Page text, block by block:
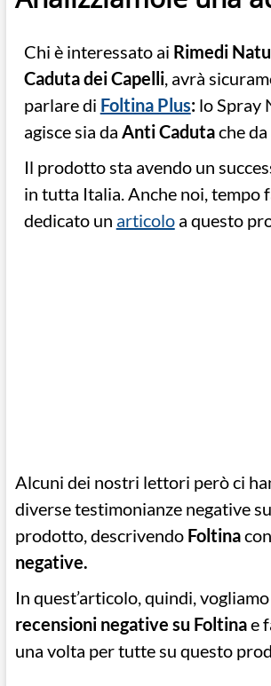
Chi è interessato ai Rimedi
Caduta dei Capelli, avrà
parlare di Foltina Plus:lo Spray
agisce sia da Anti Cadutache da
Il prodotto sta avendo un
in tutta Italia. Anche noi, tempo
dedicato un articoloa questo
Alcuni dei nostri lettori però ci
diverse testimonianze negative
prodotto, descrivendo Foltinacon
negative.
In quest’articolo, quindi, vogliamo
recensioni negative su Foltinae
una volta per tutte su questo